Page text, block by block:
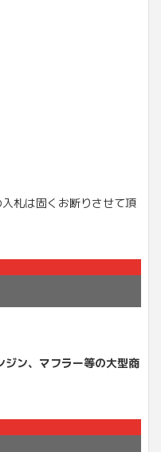
札は固くお断りさせて頂
ジン、マフラー等の大型商